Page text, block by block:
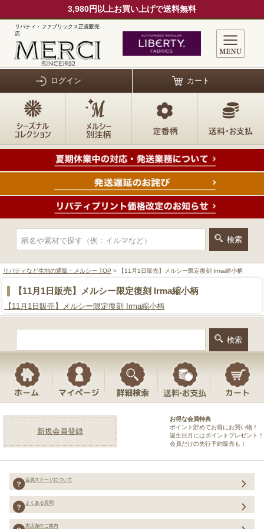
3,980円以上お買い上げで送料無料
リバティ・ファブリックス正規販売
店
ログイン カート
リバティなど生地の通販・メルシー TOP > 【11月1日販売】メルシー限定復刻 Irma縮小柄
【11月1日販売】メルシー限定復刻 Irma縮小柄
【11月1日販売】メルシー限定復刻 Irma縮小柄
新規会員登録
お得な会員特典
ポイント貯めてお得にお買い物！
誕生日月にはポイントプレゼント！
会員だけの先行予約販売も！
会員ステージについて
よくある質問
実店舗のご案内